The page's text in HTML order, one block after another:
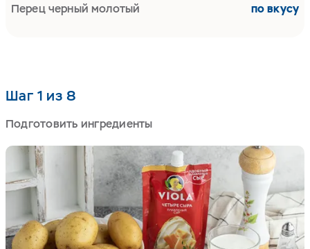
Шаг 1 из 8
Подготовить ингредиенты
Перец черный молотый по вкусу